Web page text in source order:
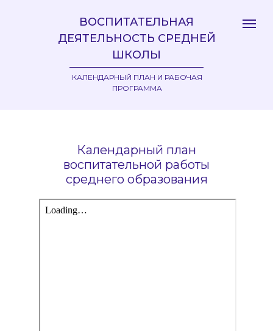
ВОСПИТАТЕЛЬНАЯ
ДЕЯТЕЛЬНОСТЬ СРЕДНЕЙ
ШКОЛЫ
КАЛЕНДАРНЫЙ ПЛАН И РАБОЧАЯ
ПРОГРАММА
Календарный план
воспитательной работы
среднего образования